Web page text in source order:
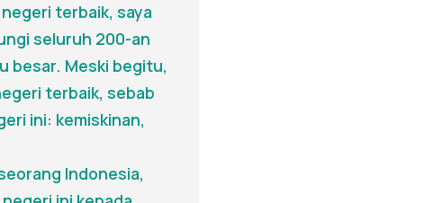
terbaik, saya
seluruh 200-an
besar. Meski begitu,
terbaik, sebab
ini: kemiskinan,
Indonesia,